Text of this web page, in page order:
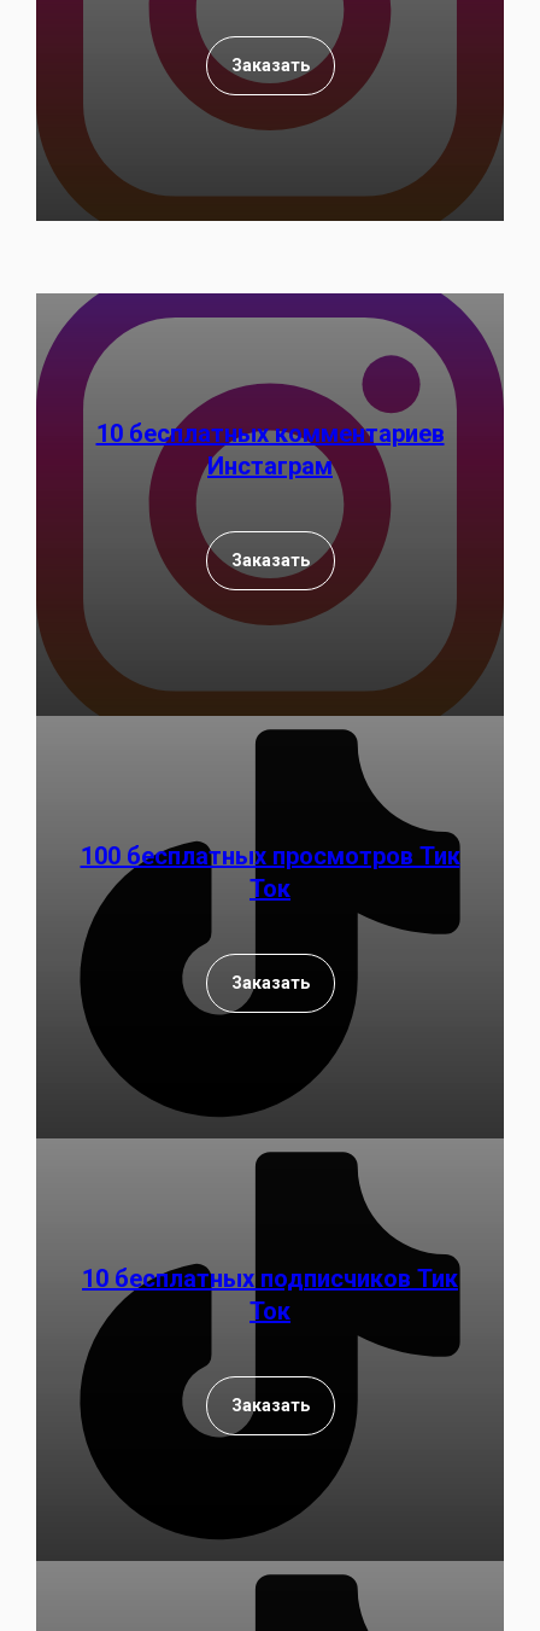
Заказать
10 бесплатных комментариев
Инстаграм
Заказать
100 бесплатных просмотров Тик
Ток
Заказать
10 бесплатных подписчиков Тик
Ток
Заказать